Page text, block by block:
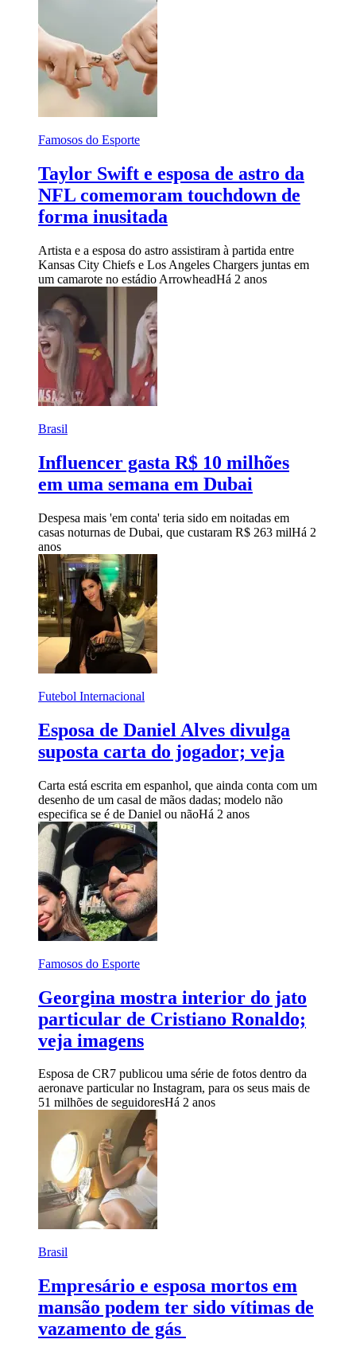
Famosos do Esporte
Taylor Swift e esposa de astro da
NFL comemoram touchdown de
forma inusitada
Artista e a esposa do astro assistiram à partida entre
Kansas City Chiefs e Los Angeles Chargers juntas em
um camarote no estádio ArrowheadHá 2 anos
Brasil
Influencer gasta R$ 10 milhões
em uma semana em Dubai
Despesa mais 'em conta' teria sido em noitadas em
casas noturnas de Dubai, que custaram R$ 263 milHá 2
anos
Futebol Internacional
Esposa de Daniel Alves divulga
suposta carta do jogador; veja
Carta está escrita em espanhol, que ainda conta com um
desenho de um casal de mãos dadas; modelo não
especifica se é de Daniel ou nãoHá 2 anos
Famosos do Esporte
Georgina mostra interior do jato
particular de Cristiano Ronaldo;
veja imagens
Esposa de CR7 publicou uma série de fotos dentro da
aeronave particular no Instagram, para os seus mais de
51 milhões de seguidoresHá 2 anos
Brasil
Empresário e esposa mortos em
mansão podem ter sido vítimas de
vazamento de gás